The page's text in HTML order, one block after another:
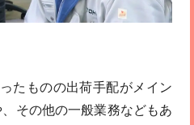
たものの出荷手配がメイン
その他の一般業務などもあ